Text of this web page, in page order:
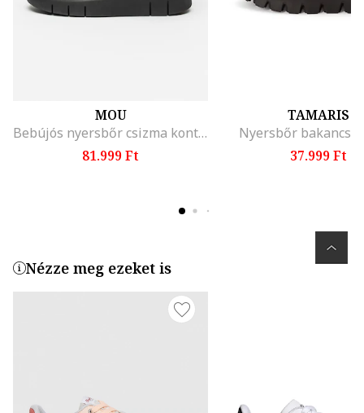
MOU
Bebújós nyersbőr csizma kontrasztos tűzésekkel, Fekete
81.999 Ft
TAMARIS
Nyersbőr bakancs,
37.999 Ft
Nézze meg ezeket is